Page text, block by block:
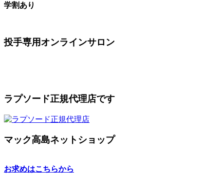
学割あり
投手専用オンラインサロン
ラプソード正規代理店です
マック高島ネットショップ
お求めはこちらから